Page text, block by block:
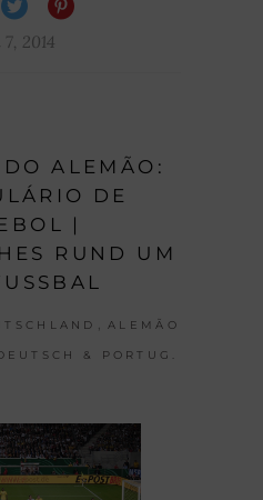
2014
ALEMÃO:
DE
|
RUND UM
ALEMÃO
& PORTUG.